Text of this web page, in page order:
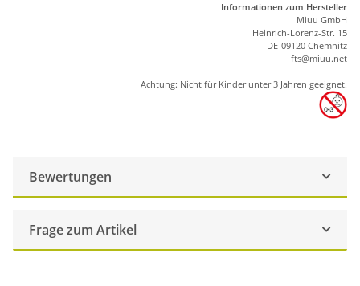
Informationen zum Hersteller
Miuu GmbH
Heinrich-Lorenz-Str. 15
DE-09120 Chemnitz
fts@miuu.net
Achtung: Nicht für Kinder unter 3 Jahren geeignet.
Bewertungen
Frage zum Artikel